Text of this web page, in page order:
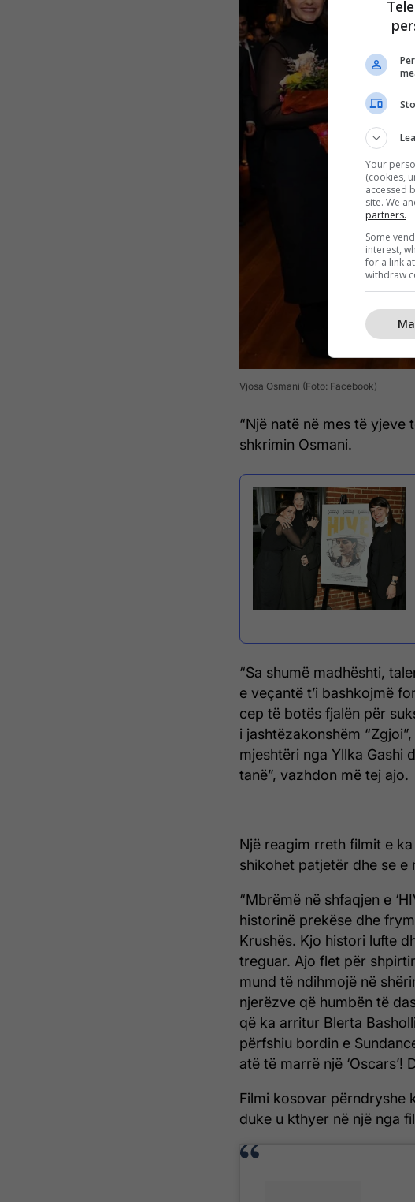
Vjosa Osmani (Foto: Facebook)
“Një natë në mes të yjeve
shkrimin Osmani.
“Sa shumë madhështi,
e veçantë t’i bashkojmë
cep të botës fjalën për
i jashtëzakonshëm
mjeshtëri nga Yllka Gashi
tanë”, vazhdon më tej ajo.
Një reagim rreth filmit e
shikohet patjetër dhe se e
“Mbrëmë në shfaqjen e
historinë prekëse dhe
Krushës. Kjo histori lufte
treguar. Ajo flet për
mund të ndihmojë në
njerëzve që humbën të
që ka arritur Blerta
përfshiu bordin e
atë të marrë një ‘Oscars’!
Filmi kosovar përndryshe
duke u kthyer në një nga
Your
(cookies,
accessed
site. We
partners.
Some
interest,
for a link
withdraw